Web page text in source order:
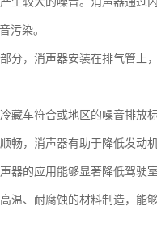
污染。
分，消声器安装在排气管上
藏车符合或地区的噪音排放
畅，消声器有助于降低发动
器的应用能够显著降低驾驶
温、耐腐蚀的材料制造，能